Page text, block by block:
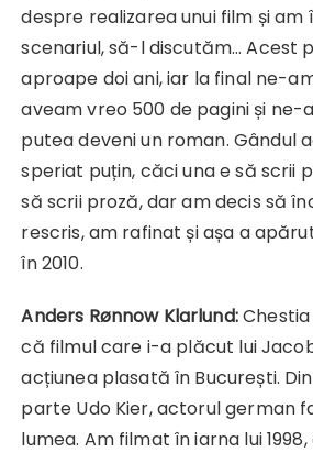
despre realizarea unui film și
scenariul, să-l discutăm… Acest
aproape doi ani, iar la final ne-
aveam vreo 500 de pagini și
putea deveni un roman. Gândul
speriat puțin, căci una e să scrii
să scrii proză, dar am decis să
rescris, am rafinat și așa a
în 2010.
Anders Rønnow Klarlund:
că filmul care i-a plăcut lui
acțiunea plasată în București.
parte Udo Kier, actorul german
lumea. Am filmat în iarna lui